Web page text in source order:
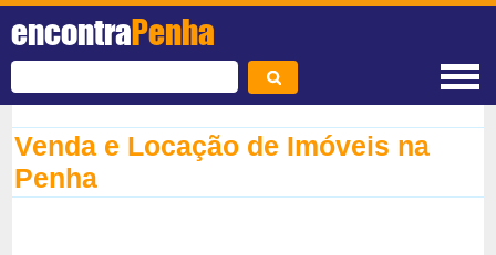
encontraPenha
Venda e Locação de Imóveis na
Penha